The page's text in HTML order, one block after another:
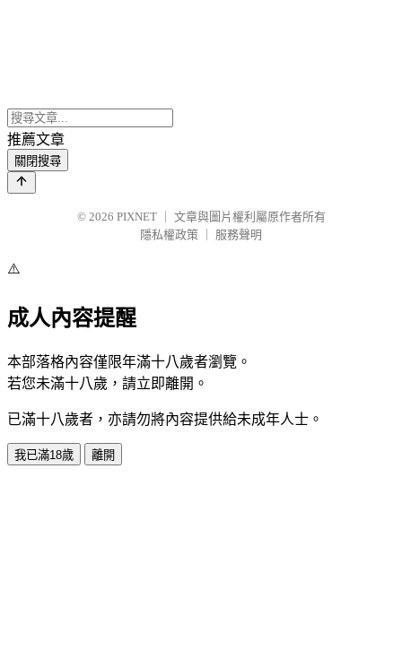
推薦文章
關閉搜尋
© 2026 PIXNET
文章與圖片權利屬原作者所有
隱私權政策
服務聲明
⚠️
成人內容提醒
本部落格內容僅限年滿十八歲者瀏覽。
若您未滿十八歲，請立即離開。
已滿十八歲者，亦請勿將內容提供給未成年人士。
我已滿18歲 離開